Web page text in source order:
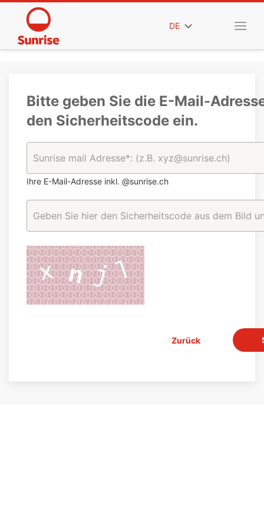
DE
Bitte geben Sie die E-Mail-
den Sicherheitscode ein.
Ihre E-Mail-Adresse inkl. @sunrise.ch
Zurück